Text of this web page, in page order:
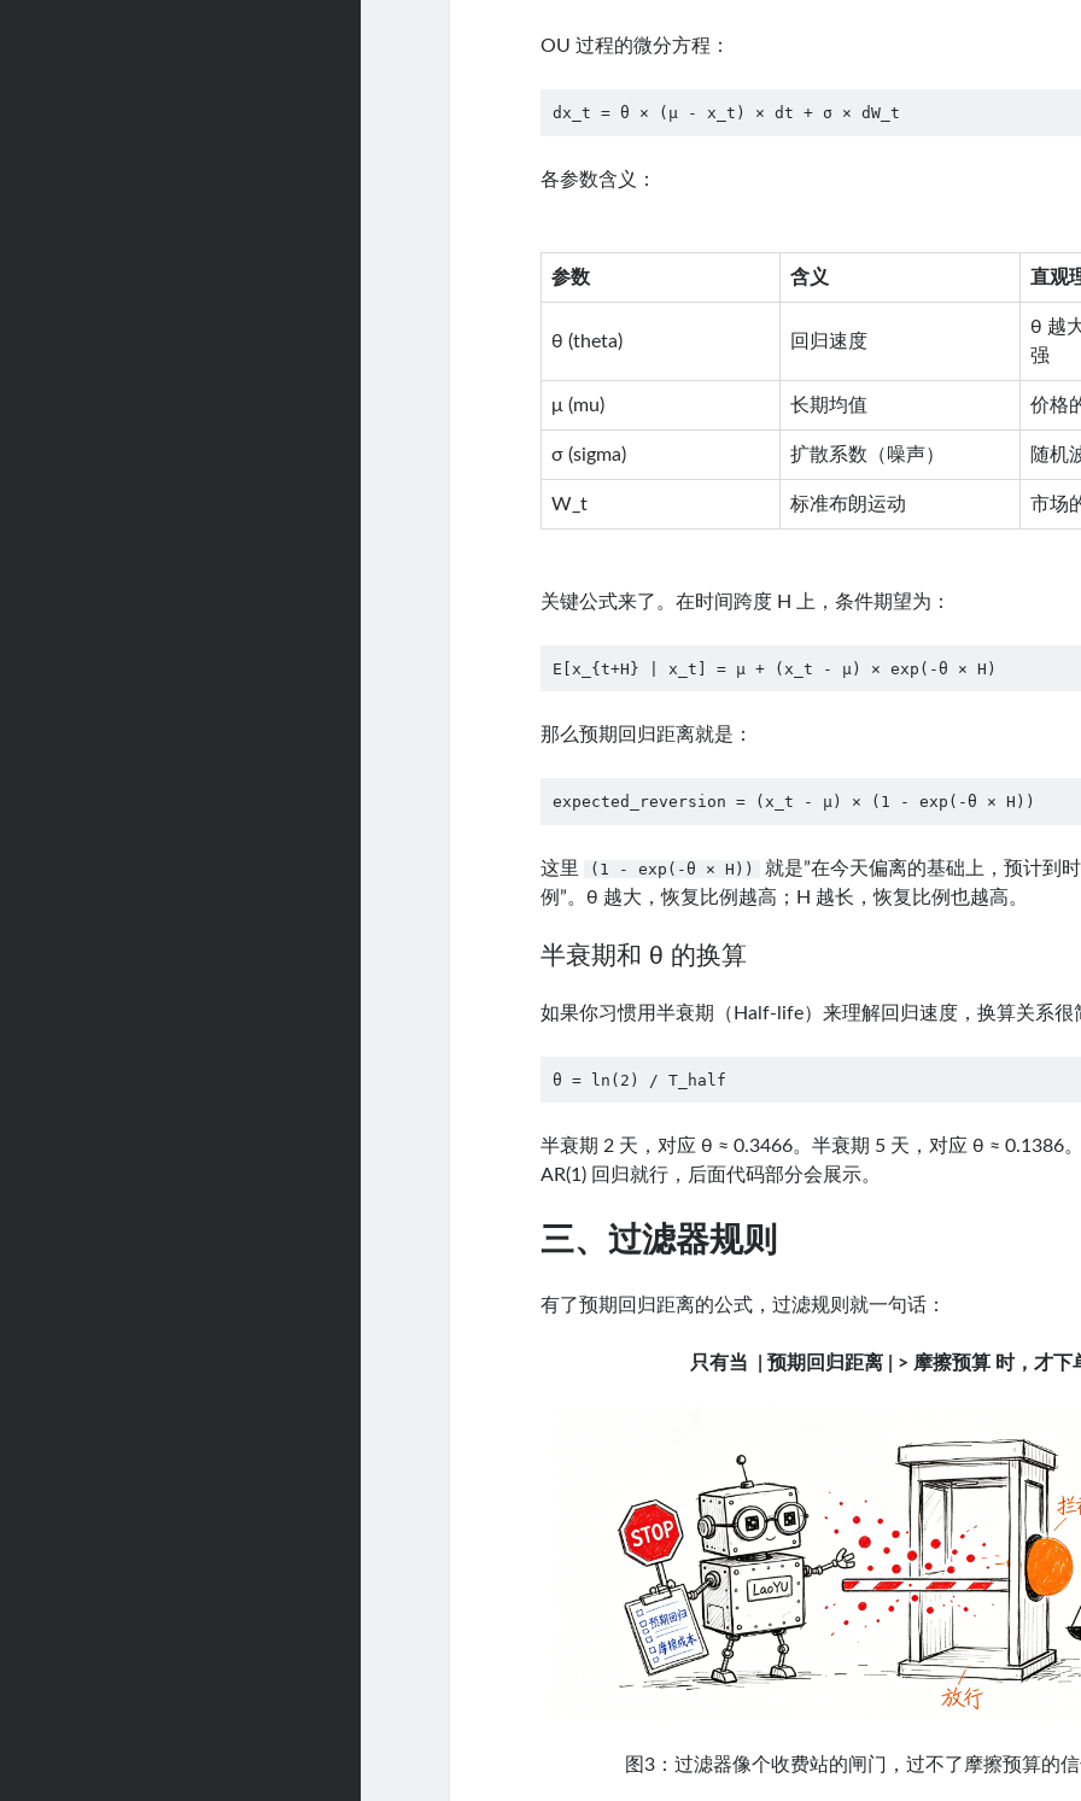
OU 过程的微分方程：
dx_t = θ × (μ - x_t) × dt + σ × dW_t
各参数含义：
参数 含义 直观
θ (theta) 回归速度
θ 越
强
μ (mu) 长期均值 价格
σ (sigma) 扩散系数（噪声） 随机
W_t 标准布朗运动 市场
关键公式来了。在时间跨度 H 上，条件期望为：
E[x_{t+H} | x_t] = μ + (x_t - μ) × exp(-θ × H)
那么预期回归距离就是：
expected_reversion = (x_t - μ) × (1 - exp(-θ × H))
这里 (1 - exp(-θ × H))
就是”在今天偏离的基础上，预计到
例”。θ 越大，恢复比例越高；H 越长，恢复比例也越高。
半衰期和 θ 的换算
如果你习惯用半衰期（Half-life）来理解回归速度，换算关系很
θ = ln(2) / T_half
半衰期 2 天，对应 θ ≈ 0.3466。半衰期 5 天，对应 θ ≈ 0.1386
AR(1) 回归就行，后面代码部分会展示。
三、过滤器规则
有了预期回归距离的公式，过滤规则就一句话：
只有当 | 预期回归距离 | > 摩擦预算 时，才下
图3：过滤器像个收费站的闸门，过不了摩擦预算的